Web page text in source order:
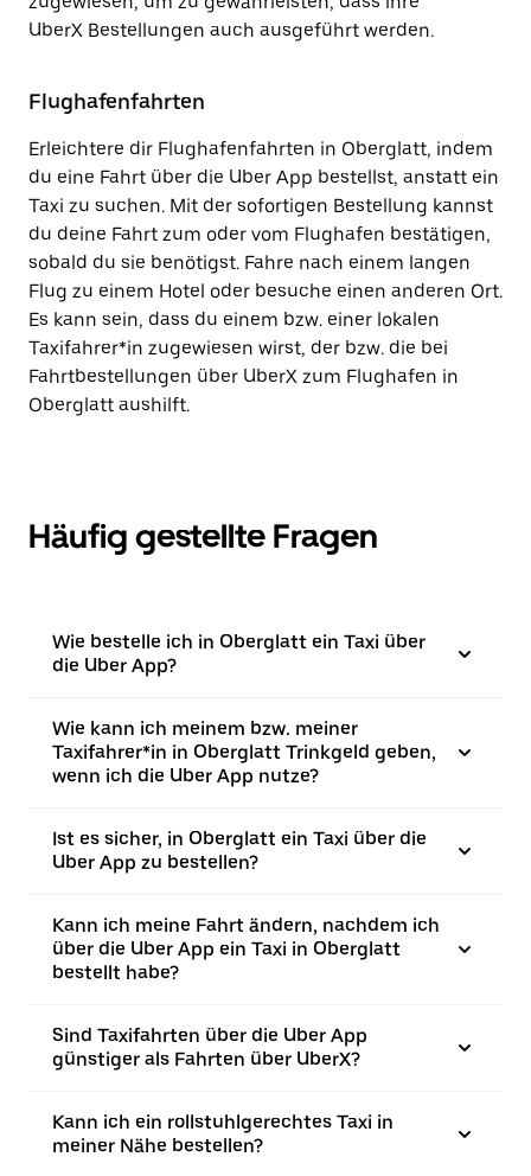
UberX Bestellungen auch ausgeführt werden.
Flughafenfahrten
Erleichtere dir Flughafenfahrten in Oberglatt, indem
du eine Fahrt über die Uber App bestellst, anstatt ein
Taxi zu suchen. Mit der sofortigen Bestellung kannst
du deine Fahrt zum oder vom Flughafen bestätigen,
sobald du sie benötigst. Fahre nach einem langen
Flug zu einem Hotel oder besuche einen anderen Ort.
Es kann sein, dass du einem bzw. einer lokalen
Taxifahrer*in zugewiesen wirst, der bzw. die bei
Fahrtbestellungen über UberX zum Flughafen in
Oberglatt aushilft.
Häufig gestellte Fragen
Wie bestelle ich in Oberglatt ein Taxi über
die Uber App?
Wie kann ich meinem bzw. meiner
Taxifahrer*in in Oberglatt Trinkgeld geben,
wenn ich die Uber App nutze?
Ist es sicher, in Oberglatt ein Taxi über die
Uber App zu bestellen?
Kann ich meine Fahrt ändern, nachdem ich
über die Uber App ein Taxi in Oberglatt
bestellt habe?
Sind Taxifahrten über die Uber App
günstiger als Fahrten über UberX?
Kann ich ein rollstuhlgerechtes Taxi in
meiner Nähe bestellen?